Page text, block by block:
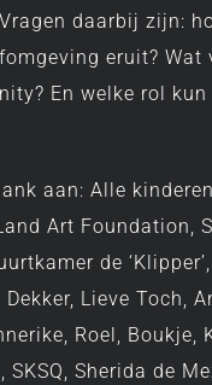
daarbij zijn:
eruit? Wat
En welke rol
aan: Alle
Art Foundation,
de
Lieve Toch,
Roel, Boukje,
SKSQ, Sherida de